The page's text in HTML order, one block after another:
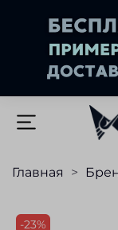
Главная
-23%